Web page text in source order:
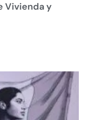
Vivienda y